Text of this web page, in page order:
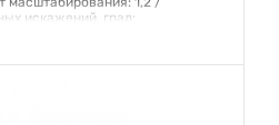
искажений, град: